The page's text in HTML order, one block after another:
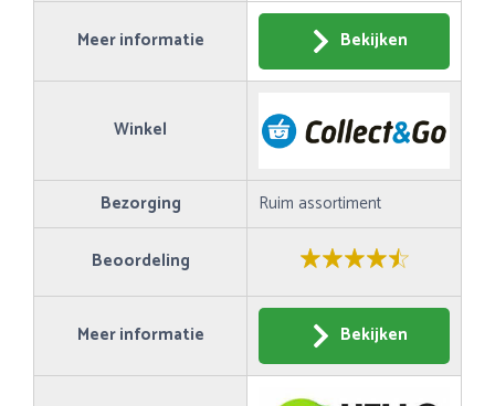
Meer informatie Bekijken
Winkel
Bezorging Ruim assortiment
Beoordeling
Meer informatie Bekijken